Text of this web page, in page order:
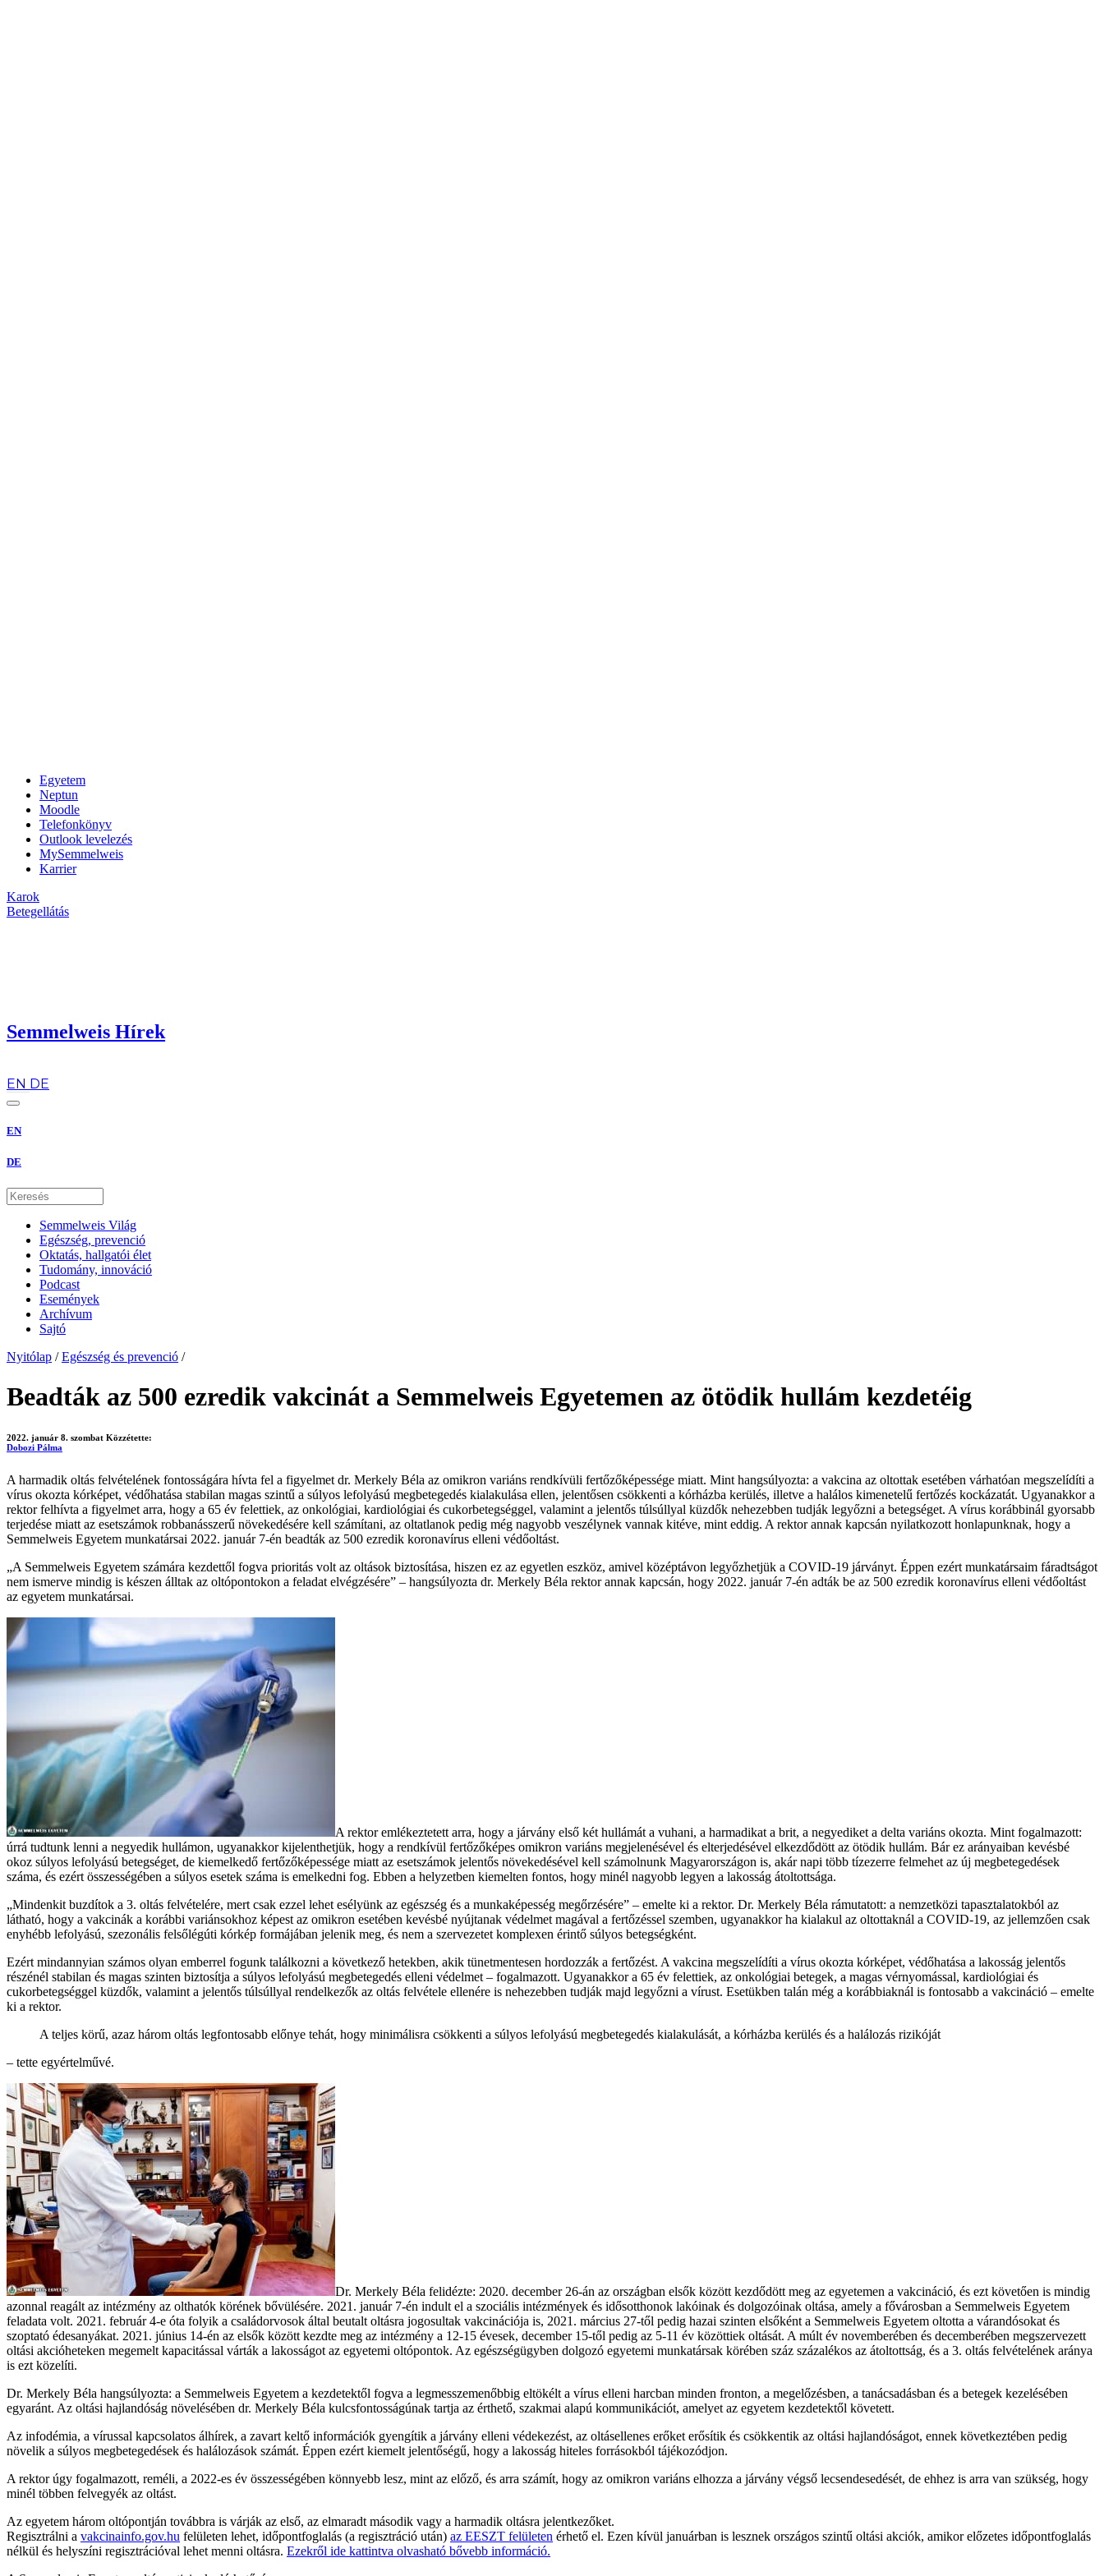
Egyetem
Neptun
Moodle
Telefonkönyv
Outlook levelezés
MySemmelweis
Karrier
Karok
Betegellátás
Semmelweis Hírek
EN DE
EN
DE
Semmelweis Világ
Egészség, prevenció
Oktatás, hallgatói élet
Tudomány, innováció
Podcast
Események
Archívum
Sajtó
Nyitólap / Egészség és prevenció /
Beadták az 500 ezredik vakcinát a Semmelweis Egyetemen az ötödik hullám kezdetéig
2022. január 8. szombat Közzétette:
Dobozi Pálma
A harmadik oltás felvételének fontosságára hívta fel a figyelmet dr. Merkely Béla az omikron variáns rendkívüli fertőzőképessége miatt. Mint hangsúlyozta: a vakcina az oltottak esetében várhatóan megszelídíti a
vírus okozta kórképet, védőhatása stabilan magas szintű a súlyos lefolyású megbetegedés kialakulása ellen, jelentősen csökkenti a kórházba kerülés, illetve a halálos kimenetelű fertőzés kockázatát. Ugyanakkor a
rektor felhívta a figyelmet arra, hogy a 65 év felettiek, az onkológiai, kardiológiai és cukorbetegséggel, valamint a jelentős túlsúllyal küzdők nehezebben tudják legyőzni a betegséget. A vírus korábbinál gyorsabb
terjedése miatt az esetszámok robbanásszerű növekedésére kell számítani, az oltatlanok pedig még nagyobb veszélynek vannak kitéve, mint eddig. A rektor annak kapcsán nyilatkozott honlapunknak, hogy a
Semmelweis Egyetem munkatársai 2022. január 7-én beadták az 500 ezredik koronavírus elleni védőoltást.
„A Semmelweis Egyetem számára kezdettől fogva prioritás volt az oltások biztosítása, hiszen ez az egyetlen eszköz, amivel középtávon legyőzhetjük a COVID-19 járványt. Éppen ezért munkatársaim fáradtságot
nem ismerve mindig is készen álltak az oltópontokon a feladat elvégzésére” – hangsúlyozta dr. Merkely Béla rektor annak kapcsán, hogy 2022. január 7-én adták be az 500 ezredik koronavírus elleni védőoltást
az egyetem munkatársai.
A rektor emlékeztetett arra, hogy a járvány első két hullámát a vuhani, a harmadikat a brit, a negyediket a delta variáns okozta. Mint fogalmazott:
úrrá tudtunk lenni a negyedik hullámon, ugyanakkor kijelenthetjük, hogy a rendkívül fertőzőképes omikron variáns megjelenésével és elterjedésével elkezdődött az ötödik hullám. Bár ez arányaiban kevésbé
okoz súlyos lefolyású betegséget, de kiemelkedő fertőzőképessége miatt az esetszámok jelentős növekedésével kell számolnunk Magyarországon is, akár napi több tízezerre felmehet az új megbetegedések
száma, és ezért összességében a súlyos esetek száma is emelkedni fog. Ebben a helyzetben kiemelten fontos, hogy minél nagyobb legyen a lakosság átoltottsága.
„Mindenkit buzdítok a 3. oltás felvételére, mert csak ezzel lehet esélyünk az egészség és a munkaképesség megőrzésére” – emelte ki a rektor. Dr. Merkely Béla rámutatott: a nemzetközi tapasztalatokból az
látható, hogy a vakcinák a korábbi variánsokhoz képest az omikron esetében kevésbé nyújtanak védelmet magával a fertőzéssel szemben, ugyanakkor ha kialakul az oltottaknál a COVID-19, az jellemzően csak
enyhébb lefolyású, szezonális felsőlégúti kórkép formájában jelenik meg, és nem a szervezetet komplexen érintő súlyos betegségként.
Ezért mindannyian számos olyan emberrel fogunk találkozni a következő hetekben, akik tünetmentesen hordozzák a fertőzést. A vakcina megszelídíti a vírus okozta kórképet, védőhatása a lakosság jelentős
részénél stabilan és magas szinten biztosítja a súlyos lefolyású megbetegedés elleni védelmet – fogalmazott. Ugyanakkor a 65 év felettiek, az onkológiai betegek, a magas vérnyomással, kardiológiai és
cukorbetegséggel küzdők, valamint a jelentős túlsúllyal rendelkezők az oltás felvétele ellenére is nehezebben tudják majd legyőzni a vírust. Esetükben talán még a korábbiaknál is fontosabb a vakcináció – emelte
ki a rektor.
A teljes körű, azaz három oltás legfontosabb előnye tehát, hogy minimálisra csökkenti a súlyos lefolyású megbetegedés kialakulását, a kórházba kerülés és a halálozás rizikóját
– tette egyértelművé.
Dr. Merkely Béla felidézte: 2020. december 26-án az országban elsők között kezdődött meg az egyetemen a vakcináció, és ezt követően is mindig
azonnal reagált az intézmény az olthatók körének bővülésére. 2021. január 7-én indult el a szociális intézmények és idősotthonok lakóinak és dolgozóinak oltása, amely a fővárosban a Semmelweis Egyetem
feladata volt. 2021. február 4-e óta folyik a családorvosok által beutalt oltásra jogosultak vakcinációja is, 2021. március 27-től pedig hazai szinten elsőként a Semmelweis Egyetem oltotta a várandósokat és
szoptató édesanyákat. 2021. június 14-én az elsők között kezdte meg az intézmény a 12-15 évesek, december 15-től pedig az 5-11 év közöttiek oltását. A múlt év novemberében és decemberében megszervezett
oltási akcióheteken megemelt kapacitással várták a lakosságot az egyetemi oltópontok. Az egészségügyben dolgozó egyetemi munkatársak körében száz százalékos az átoltottság, és a 3. oltás felvételének aránya
is ezt közelíti.
Dr. Merkely Béla hangsúlyozta: a Semmelweis Egyetem a kezdetektől fogva a legmesszemenőbbig eltökélt a vírus elleni harcban minden fronton, a megelőzésben, a tanácsadásban és a betegek kezelésében
egyaránt. Az oltási hajlandóság növelésében dr. Merkely Béla kulcsfontosságúnak tartja az érthető, szakmai alapú kommunikációt, amelyet az egyetem kezdetektől követett.
Az infodémia, a vírussal kapcsolatos álhírek, a zavart keltő információk gyengítik a járvány elleni védekezést, az oltásellenes erőket erősítik és csökkentik az oltási hajlandóságot, ennek következtében pedig
növelik a súlyos megbetegedések és halálozások számát. Éppen ezért kiemelt jelentőségű, hogy a lakosság hiteles forrásokból tájékozódjon.
A rektor úgy fogalmazott, reméli, a 2022-es év összességében könnyebb lesz, mint az előző, és arra számít, hogy az omikron variáns elhozza a járvány végső lecsendesedését, de ehhez is arra van szükség, hogy
minél többen felvegyék az oltást.
Az egyetem három oltópontján továbbra is várják az első, az elmaradt második vagy a harmadik oltásra jelentkezőket.
Regisztrálni a vakcinainfo.gov.hu felületen lehet, időpontfoglalás (a regisztráció után) az EESZT felületen érhető el. Ezen kívül januárban is lesznek országos szintű oltási akciók, amikor előzetes időpontfoglalás
nélkül és helyszíni regisztrációval lehet menni oltásra. Ezekről ide kattintva olvasható bővebb információ.